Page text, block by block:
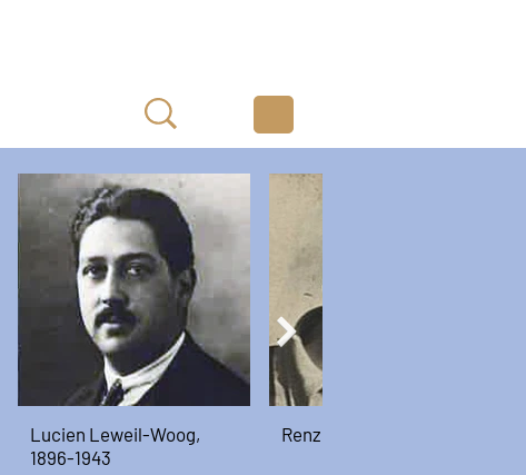
Lucien Leweil-Woog,
1896-1943
Renzo Coen, 1924-1944